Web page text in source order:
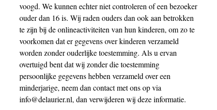
voogd. We kunnen echter niet controleren of een bezoeker
ouder dan 16 is. Wij raden ouders dan ook aan betrokken
te zijn bij de onlineactiviteiten van hun kinderen, om zo te
voorkomen dat er gegevens over kinderen verzameld
worden zonder ouderlijke toestemming. Als u ervan
overtuigd bent dat wij zonder die toestemming
persoonlijke gegevens hebben verzameld over een
minderjarige, neem dan contact met ons op via
info@delaurier.nl, dan verwijderen wij deze informatie.